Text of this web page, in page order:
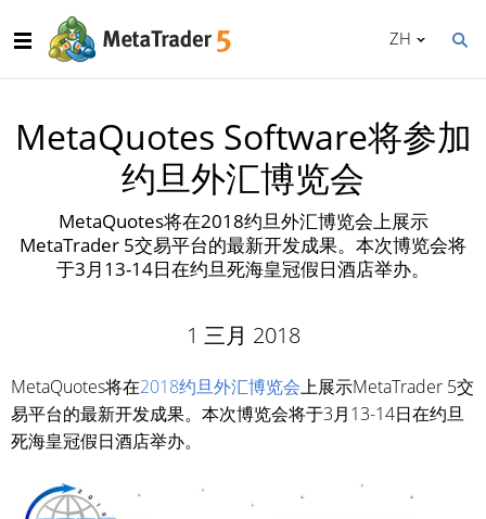
ZH
MetaQuotes Software将参加
约旦外汇博览会
MetaQuotes将在2018约旦外汇博览会上展示
MetaTrader 5交易平台的最新开发成果。本次博览会将
于3月13-14日在约旦死海皇冠假日酒店举办。
1 三月 2018
MetaQuotes将在2018约旦外汇博览会上展示MetaTrader 5交
易平台的最新开发成果。本次博览会将于3月13-14日在约旦
死海皇冠假日酒店举办。